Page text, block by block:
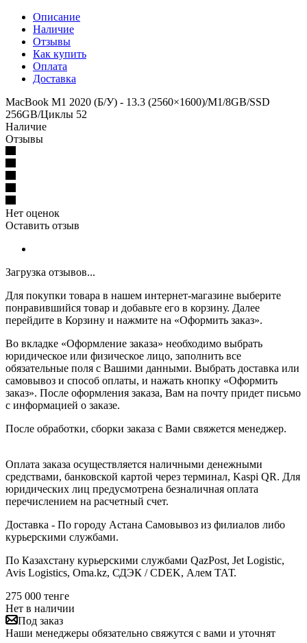
Описание
Наличие
Отзывы
Как купить
Оплата
Доставка
MacBook M1 2020 (Б/У) - 13.3 (2560×1600)/M1/8GB/SSD
256GB/Циклы 52
Наличие
Отзывы
Нет оценок
Оставить отзыв
Загрузка отзывов...
Для покупки товара в нашем интернет-магазине выберите
понравившийся товар и добавьте его в корзину. Далее
перейдите в Корзину и нажмите на «Оформить заказ».
Во вкладке «Оформление заказа» необходимо выбрать
юридическое или физическое лицо, заполнить все
обязательные поля с Вашими данными. Выбрать доставка или
самовывоз и способ оплаты, и нажать кнопку «Оформить
заказ». После оформления заказа, Вам на почту придет письмо
с информацией о заказе.
После обработки, сборки заказа с Вами свяжется менеджер.
Оплата заказа осуществляется наличными денежными
средствами, банковской картой через терминал, Kaspi QR. Для
юридических лиц предусмотрена безналичная оплата
перечислением на расчетный счет.
Доставка - По городу Астана Самовывоз из филиалов либо
курьерскими службами.
По Казахстану курьерскими службами QazPost, Jet Logistic,
Avis Logistics, Oma.kz, СДЭК / CDEK, Алем ТАТ.
275 000 тенге
Нет в наличии
Под заказ
Наши менеджеры обязательно свяжутся с вами и уточнят